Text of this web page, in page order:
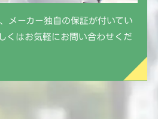
メーカー独自の保証が付いてい
くはお気軽にお問い合わせくだ